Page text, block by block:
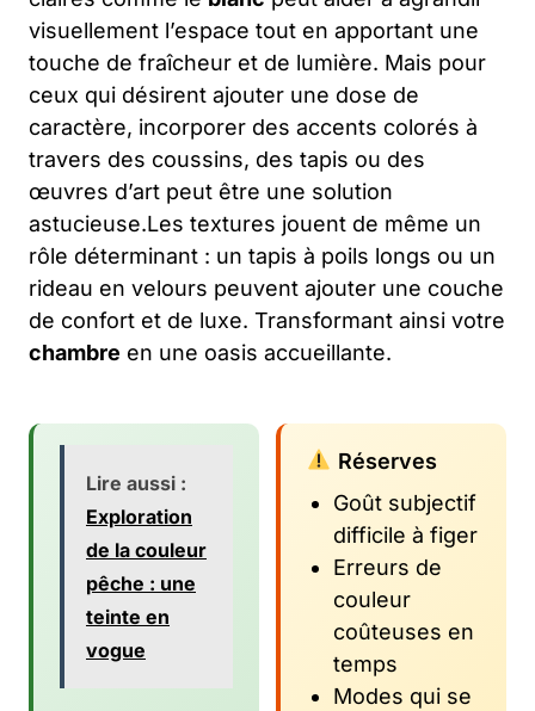
visuellement l’espace tout en apportant une
touche de fraîcheur et de lumière. Mais pour
ceux qui désirent ajouter une dose de
caractère, incorporer des accents colorés à
travers des coussins, des tapis ou des
œuvres d’art peut être une solution
astucieuse.Les textures jouent de même un
rôle déterminant : un tapis à poils longs ou un
rideau en velours peuvent ajouter une couche
de confort et de luxe. Transformant ainsi votre
chambre en une oasis accueillante.
Lire aussi :
Exploration
de la couleur
pêche : une
teinte en
vogue
Réserves
Goût subjectif
difficile à figer
Erreurs de
couleur
coûteuses en
temps
Modes qui se